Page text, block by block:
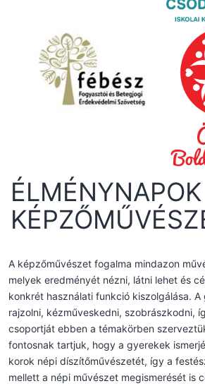
A képzőművészet fogalma mindazon
melyek eredményét nézni, látni lehet és
konkrét használati funkció kiszolgálása.
rajzolni, kézműveskedni, szobrászkodni,
csoportját ebben a témakörben
fontosnak tartjuk, hogy a gyerekek
korok népi díszítőművészetét, így a
mellett a népi művészet megismerését is